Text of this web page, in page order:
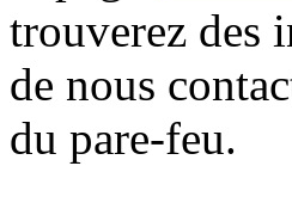
trouverez des
de nous
du pare-feu.